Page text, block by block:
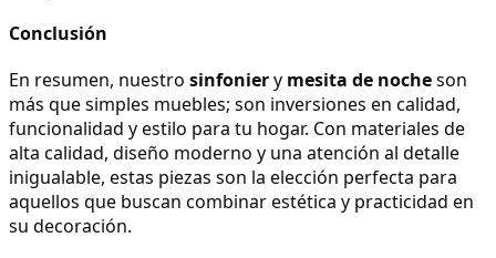
Conclusión
En resumen, nuestro sinfonier y mesita de noche son
más que simples muebles; son inversiones en calidad,
funcionalidad y estilo para tu hogar. Con materiales de
alta calidad, diseño moderno y una atención al detalle
inigualable, estas piezas son la elección perfecta para
aquellos que buscan combinar estética y practicidad en
su decoración.